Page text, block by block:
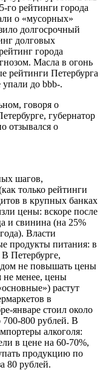
го рейтинги города
о «мусорных»
долгосрочный
долговых
города
Масла в огонь
рейтинги Петербурга
до bbb-.
говоря о
губернатор
отзывался о
шагов,
только рейтинги
в крупных банках
цены: вскоре после
и свинина (на 25%
Власти
продукты питания: в
Петербурге,
не повышать цены
не менее, цены
растут
в
январе стоил около
700-800 рублей. В
алкоголя:
в цене на 60-70%,
продукцию по
80 рублей.